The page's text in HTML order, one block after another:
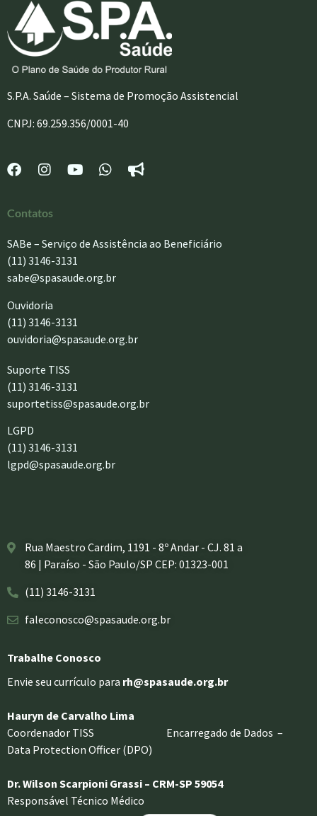
S.P.A. Saúde – Sistema de Promoção Assistencial
CNPJ: 69.259.356/0001-40
Contatos
SABe – Serviço de Assistência ao Beneficiário
(11) 3146-3131
sabe@spasaude.org.br
Ouvidoria
(11) 3146-3131
ouvidoria@spasaude.org.br
Suporte TISS
(11) 3146-3131
suportetiss@spasaude.org.br
LGPD
(11) 3146-3131
lgpd@spasaude.org.br
Rua Maestro Cardim, 1191 - 8º Andar - CJ. 81 a
86 | Paraíso - São Paulo/SP CEP: 01323-001
(11) 3146-3131
faleconosco@spasaude.org.br
Trabalhe Conosco
Envie seu currículo para rh@spasaude.org.br
Hauryn de Carvalho Lima
Coordenador TISS Encarregado de Dados –
Data Protection Officer (DPO)
Dr. Wilson Scarpioni Grassi – CRM-SP 59054
Responsável Técnico Médico